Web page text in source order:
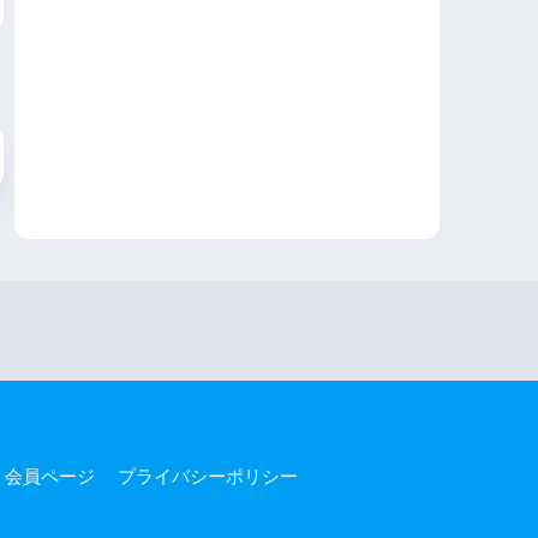
会員ページ プライバシーポリシー